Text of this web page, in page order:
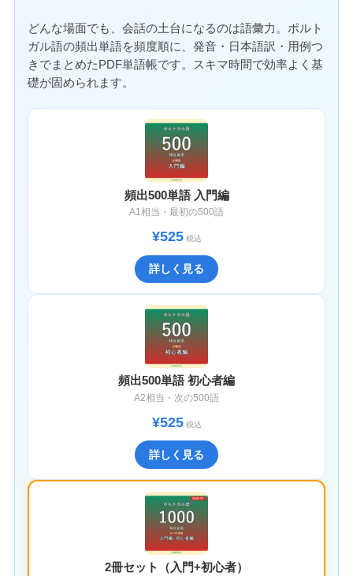
どんな場面でも、会話の土台になるのは語彙力。ポルト
ガル語の頻出単語を頻度順に、発音・日本語訳・用例つ
きでまとめたPDF単語帳です。スキマ時間で効率よく基
礎が固められます。
頻出500単語 入門編
A1相当・最初の500語
¥525税込
詳しく見る
頻出500単語 初心者編
A2相当・次の500語
¥525税込
詳しく見る
2冊セット（入門+初心者）